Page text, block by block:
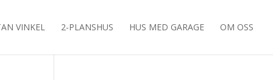
VINKEL 2-PLANSHUS HUS MED GARAGE OM OSS